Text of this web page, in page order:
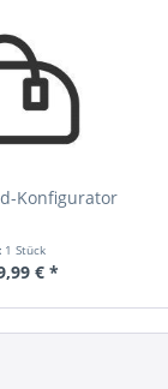
Konfigurator
1 Stück
€ *